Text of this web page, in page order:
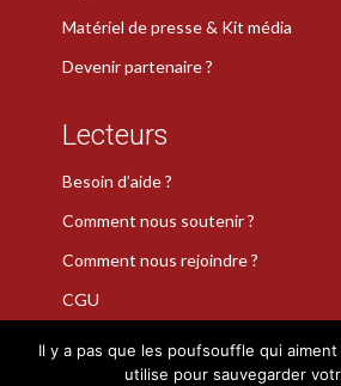
Matériel de presse & Kit média
Devenir partenaire ?
Lecteurs
Besoin d’aide ?
Comment nous soutenir ?
Comment nous rejoindre ?
CGU
Il y a pas que les poufsouffle qui
utilise pour sauvegarder